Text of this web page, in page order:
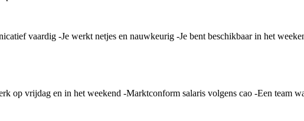
vaardig -Je werkt netjes en nauwkeurig -Je bent beschikbaar in het
op vrijdag en in het weekend -Marktconform salaris volgens cao -Een team